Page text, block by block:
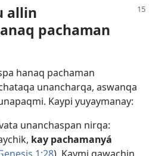
allin
pachaman
hanaq pachaman
unancharqa, aswanqa
Kaypi yuyaymanay:
unanchaspan nirqa:
kay pachamanyá